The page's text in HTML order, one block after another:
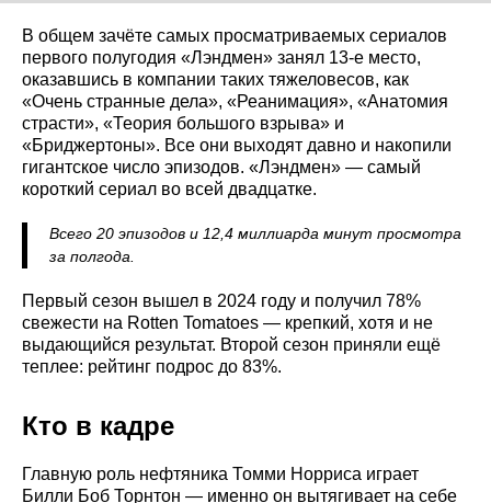
В общем зачёте самых просматриваемых сериалов
первого полугодия «Лэндмен» занял 13-е место,
оказавшись в компании таких тяжеловесов, как
«Очень странные дела», «Реанимация», «Анатомия
страсти», «Теория большого взрыва» и
«Бриджертоны». Все они выходят давно и накопили
гигантское число эпизодов. «Лэндмен» — самый
короткий сериал во всей двадцатке.
Всего 20 эпизодов и 12,4 миллиарда минут просмотра
за полгода.
Первый сезон вышел в 2024 году и получил 78%
свежести на Rotten Tomatoes — крепкий, хотя и не
выдающийся результат. Второй сезон приняли ещё
теплее: рейтинг подрос до 83%.
Кто в кадре
Главную роль нефтяника Томми Норриса играет
Билли Боб Торнтон — именно он вытягивает на себе